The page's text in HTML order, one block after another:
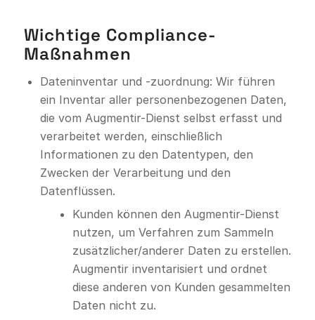
Wichtige Compliance-
Maßnahmen
Dateninventar und -zuordnung: Wir führen
ein Inventar aller personenbezogenen Daten,
die vom Augmentir-Dienst selbst erfasst und
verarbeitet werden, einschließlich
Informationen zu den Datentypen, den
Zwecken der Verarbeitung und den
Datenflüssen.
Kunden können den Augmentir-Dienst
nutzen, um Verfahren zum Sammeln
zusätzlicher/anderer Daten zu erstellen.
Augmentir inventarisiert und ordnet
diese anderen von Kunden gesammelten
Daten nicht zu.